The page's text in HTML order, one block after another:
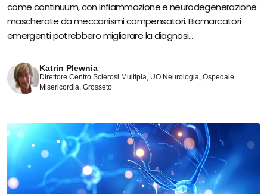
come continuum, con infiammazione e neurodegenerazione
mascherate da meccanismi compensatori. Biomarcatori
emergenti potrebbero migliorare la diagnosi...
Katrin Plewnia
Direttore Centro Sclerosi Multipla, UO Neurologia, Ospedale
Misericordia, Grosseto